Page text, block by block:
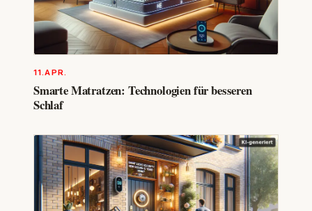
11.APR.
Smarte Matratzen: Technologien für besseren
Schlaf